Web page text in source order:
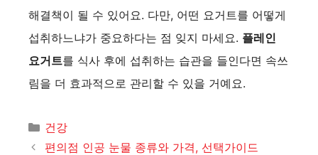
해결책이 될 수 있어요. 다만, 어떤 요거트를 어떻게
섭취하느냐가 중요하다는 점 잊지 마세요. 플레인
요거트를 식사 후에 섭취하는 습관을 들인다면 속쓰
림을 더 효과적으로 관리할 수 있을 거예요.
카
테
건강
편의점 인공 눈물 종류와 가격, 선택가이드